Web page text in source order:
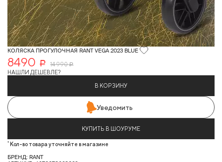
КОЛЯСКА ПРОГУЛОЧНАЯ RANT VEGA 2023 BLUE
8490 Р 14 990 Р
НАШЛИ ДЕШЕВЛЕ?
В КОРЗИНУ
Уведомить
КУПИТЬ В ШОУРУМЕ
* Кол-во товара уточняйте в магазине
БРЕНД: RANT